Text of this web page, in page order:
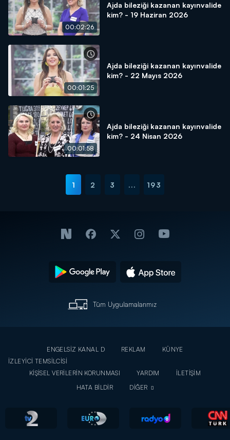
00:02:26
Ajda bileziği kazanan kayınvalide
kim? - 19 Haziran 2026
00:01:25
Ajda bileziği kazanan kayınvalide
kim? - 22 Mayıs 2026
00:01:58
Ajda bileziği kazanan kayınvalide
kim? - 24 Nisan 2026
1 2 3 ... 193
Tüm Uygulamalarımız
ENGELSİZ KANAL D REKLAM
KÜNYE
İZLEYİCİ TEMSİLCİSİ
KİŞİSEL VERİLERİN KORUNMASI
YARDIM
İLETİŞİM
HATA BİLDİR
DİĞER